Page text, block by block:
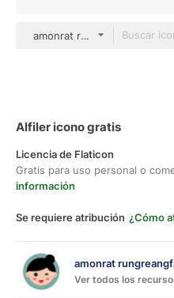
amonrat rungreangfangsai
Alfiler icono gratis
Licencia de Flaticon
Gratis para uso personal o
información
Se requiere atribución ¿Cómo
amonrat
Ver todos los